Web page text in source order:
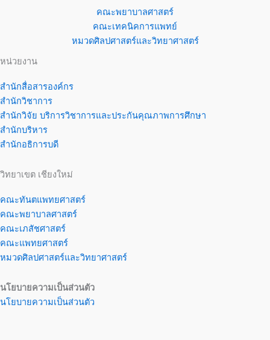
คณะพยาบาลศาสตร์
คณะเทคนิคการแพทย์
หมวดศิลปศาสตร์และวิทยาศาสตร์
หน่วยงาน
สำนักสื่อสารองค์กร
สำนักวิชาการ
สำนักวิจัย บริการวิชาการและประกันคุณภาพการศึกษา
สำนักบริหาร
สำนักอธิการบดี
วิทยาเขต เชียงใหม่
คณะทันตแพทยศาสตร์
คณะพยาบาลศาสตร์
คณะเภสัชศาสตร์
คณะแพทยศาสตร์
หมวดศิลปศาสตร์และวิทยาศาสตร์
นโยบายความเป็นส่วนตัว
นโยบายความเป็นส่วนตัว